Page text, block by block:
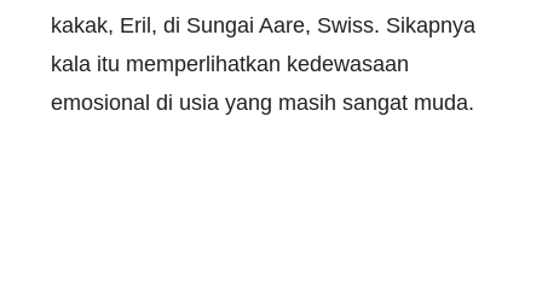
kakak, Eril, di Sungai Aare, Swiss. Sikapnya
kala itu memperlihatkan kedewasaan
emosional di usia yang masih sangat muda.